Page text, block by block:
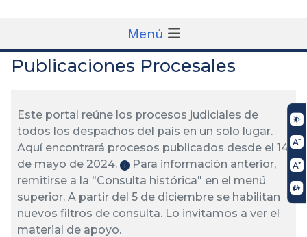
Menú
Publicaciones Procesales
Este portal reúne los procesos judiciales de
todos los despachos del país en un solo lugar.
Aquí encontrará procesos publicados desde el 14
de mayo de 2024.
ℹ️
Para información anterior,
remitirse a la "Consulta histórica" en el menú
superior. A partir del 5 de diciembre se habilitan
nuevos filtros de consulta. Lo invitamos a ver el
material de apoyo.